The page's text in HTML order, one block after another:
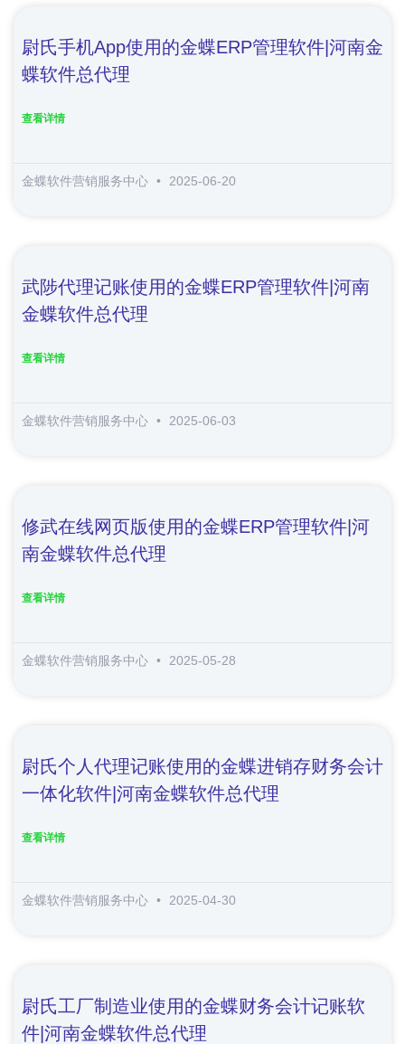
尉氏手机app使用的金蝶ERP管理软件|河南金
蝶软件总代理
查看详情
金蝶软件营销服务中心 2025-06-20
武陟代理记账使用的金蝶ERP管理软件|河南
金蝶软件总代理
查看详情
金蝶软件营销服务中心 2025-06-03
修武在线网页版使用的金蝶ERP管理软件|河
南金蝶软件总代理
查看详情
金蝶软件营销服务中心 2025-05-28
尉氏个人代理记账使用的金蝶进销存财务会计
一体化软件|河南金蝶软件总代理
查看详情
金蝶软件营销服务中心 2025-04-30
尉氏工厂制造业使用的金蝶财务会计记账软
件|河南金蝶软件总代理